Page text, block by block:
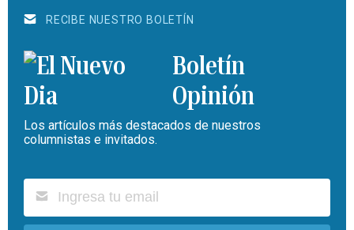
RECIBE NUESTRO BOLETÍN
Boletín
Opinión
Los artículos más destacados de nuestros
columnistas e invitados.